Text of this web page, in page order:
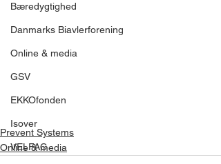
Bæredygtighed
Danmarks Biavlerforening
Online & media
GSV
EKKOfonden
Isover
VELFAC
Prevent Systems
Online & media